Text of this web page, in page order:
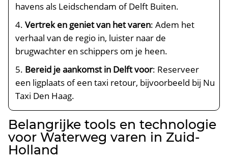
havens als Leidschendam of Delft Buiten.​
Vertrek en geniet van het varen: Adem het
verhaal van de regio in, luister naar de
brugwachter en schippers om je heen.​
Bereid je aankomst in Delft voor: Reserveer
een ligplaats of een taxi retour, bijvoorbeeld bij Nu
Taxi Den Haag.​
Belangrijke tools en technologie
voor Waterweg varen in Zuid-
Holland